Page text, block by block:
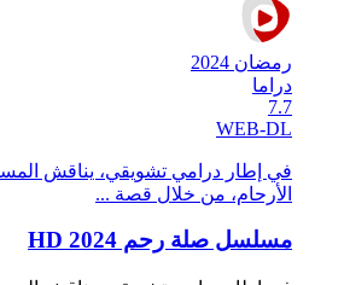
رمضان 2024
دراما
7.7
WEB-DL
في إطار درامي تشويقي، يناقش
الأرحام، من خلال قصة ...
مسلسل صلة رحم 2024 HD